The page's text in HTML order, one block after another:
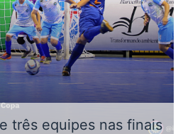
três equipes nas finais